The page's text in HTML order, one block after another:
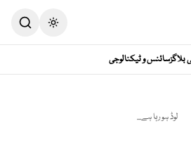
Toggle theme
بلاگزسائنس و ٹیکنالوجی
لوڈ ہو رہا ہے...